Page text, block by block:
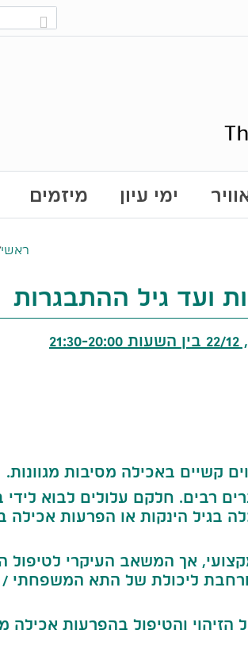
ימי עיון מיזמים
ראשי
ועד גיל ההתבגרות
בין השעות 21:30-20:00
קשיים באכילה מסיבות מגוונות.
רבים. חלקם עלולים לבוא לידי
הינקות או הפרעות אכילה
אך המשאב העיקרי לטיפול
ליכולת של התא המשפחתי
והטיפול בהפרעות אכילה